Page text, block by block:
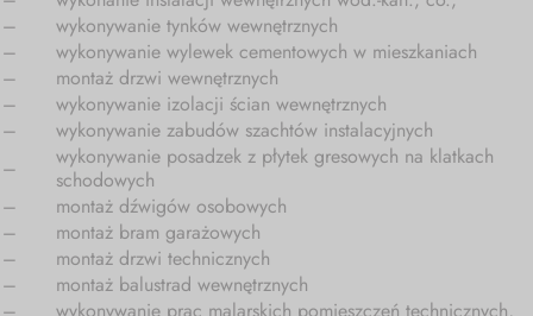
–
wykonywanie tynków wewnętrznych
–
wykonywanie wylewek cementowych w mieszkaniach
–
montaż drzwi wewnętrznych
–
wykonywanie izolacji ścian wewnętrznych
–
wykonywanie zabudów szachtów instalacyjnych
–
wykonywanie posadzek z płytek gresowych na klatkach
schodowych
–
montaż dźwigów osobowych
–
montaż bram garażowych
–
montaż drzwi technicznych
–
montaż balustrad wewnętrznych